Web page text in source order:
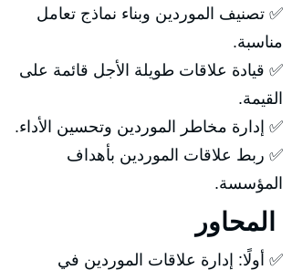
✅ تصنيف الموردين وبناء نماذج تعامل
مناسبة.
✅ قيادة علاقات طويلة الأجل قائمة على
القيمة.
✅ إدارة مخاطر الموردين وتحسين الأداء.
✅ ربط علاقات الموردين بأهداف
المؤسسة.
✅ أولًا: إدارة علاقات الموردين في